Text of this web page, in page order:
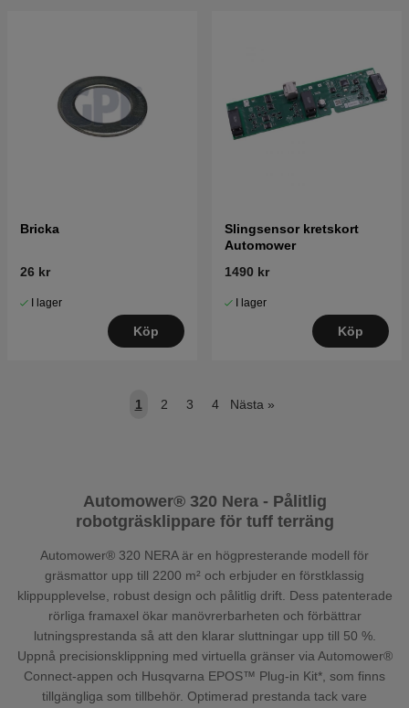
Bricka
26 kr
I lager
Köp
Slingsensor kretskort
Automower
1490 kr
I lager
Köp
1 2 3 4 Nästa »
Automower® 320 Nera- Pålitlig
robotgräsklippare för tuff terräng
Automower® 320 NERA är en högpresterande modell för
gräsmattor upp till 2200 m² och erbjuder en förstklassig
klippupplevelse, robust design och pålitlig drift. Dess patenterade
rörliga framaxel ökar manövrerbarheten och förbättrar
lutningsprestanda så att den klarar sluttningar upp till 50 %.
Uppnå precisionsklippning med virtuella gränser via Automower®
Connect-appen och Husqvarna EPOS™ Plug-in Kit*, som finns
tillgängliga som tillbehör. Optimerad prestanda tack vare